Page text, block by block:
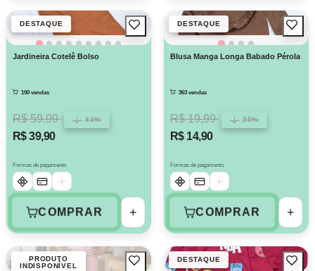
DESTAQUE
Jardineira Cotelê Bolso
190 vendas
R$ 59,99 33%
R$ 39,90
Formas de pagamento
COMPRAR +
DESTAQUE
Blusa Manga Longa Babado Pérola
363 vendas
R$ 19,99 25%
R$ 14,90
Formas de pagamento
COMPRAR +
PRODUTO
INDISPONÍVEL
DESTAQUE